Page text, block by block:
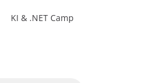
KI & .NET Camp